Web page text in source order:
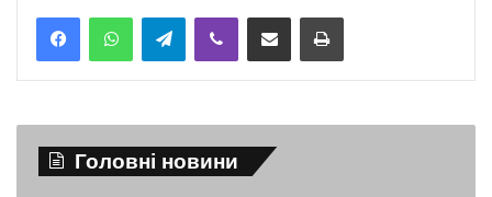
TelegramViber Надіслати електронною поштоюНадрукувати
Головні новини